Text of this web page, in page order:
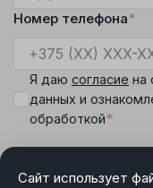
Сайт использует
Номер телефона*
Я даю согласие на
данных и
обработкой*